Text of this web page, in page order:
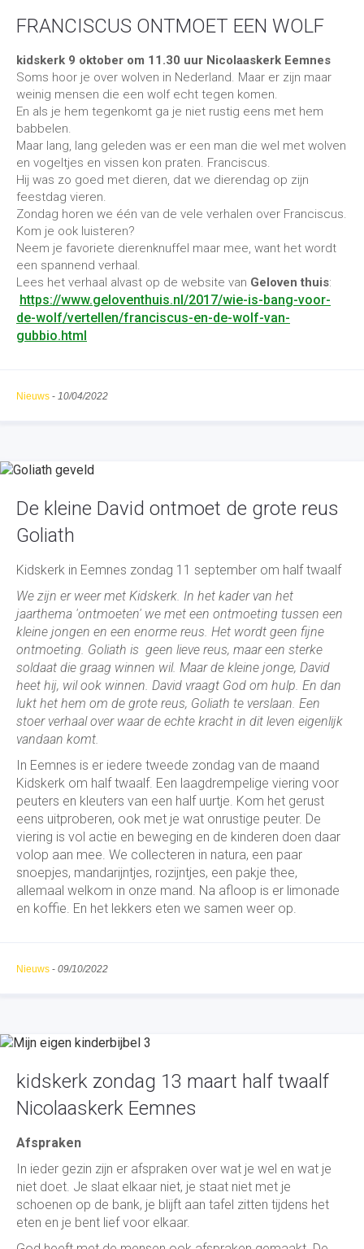
FRANCISCUS ONTMOET EEN WOLF
kidskerk 9 oktober om 11.30 uur Nicolaaskerk Eemnes
Soms hoor je over wolven in Nederland. Maar er zijn maar
weinig mensen die een wolf echt tegen komen.
En als je hem tegenkomt ga je niet rustig eens met hem
babbelen.
Maar lang, lang geleden was er een man die wel met wolven
en vogeltjes en vissen kon praten. Franciscus.
Hij was zo goed met dieren, dat we dierendag op zijn
feestdag vieren.
Zondag horen we één van de vele verhalen over Franciscus.
Kom je ook luisteren?
Neem je favoriete dierenknuffel maar mee, want het wordt
een spannend verhaal.
Lees het verhaal alvast op de website van Geloven thuis:
https://www.geloventhuis.nl/2017/wie-is-bang-voor-
de-wolf/vertellen/franciscus-en-de-wolf-van-
gubbio.html
Nieuws - 10/04/2022
De kleine David ontmoet de grote reus
Goliath
Kidskerk in Eemnes zondag 11 september om half twaalf
We zijn er weer met Kidskerk. In het kader van het
jaarthema 'ontmoeten' we met een ontmoeting tussen een
kleine jongen en een enorme reus. Het wordt geen fijne
ontmoeting. Goliath is geen lieve reus, maar een sterke
soldaat die graag winnen wil. Maar de kleine jonge, David
heet hij, wil ook winnen. David vraagt God om hulp. En dan
lukt het hem om de grote reus, Goliath te verslaan. Een
stoer verhaal over waar de echte kracht in dit leven eigenlijk
vandaan komt.
In Eemnes is er iedere tweede zondag van de maand
Kidskerk om half twaalf. Een laagdrempelige viering voor
peuters en kleuters van een half uurtje. Kom het gerust
eens uitproberen, ook met je wat onrustige peuter. De
viering is vol actie en beweging en de kinderen doen daar
volop aan mee. We collecteren in natura, een paar
snoepjes, mandarijntjes, rozijntjes, een pakje thee,
allemaal welkom in onze mand. Na afloop is er limonade
en koffie. En het lekkers eten we samen weer op.
Nieuws - 09/10/2022
kidskerk zondag 13 maart half twaalf
Nicolaaskerk Eemnes
Afspraken
In ieder gezin zijn er afspraken over wat je wel en wat je
niet doet. Je slaat elkaar niet, je staat niet met je
schoenen op de bank, je blijft aan tafel zitten tijdens het
eten en je bent lief voor elkaar.